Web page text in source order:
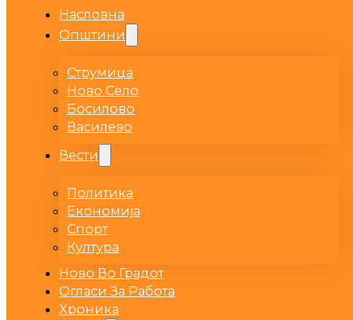
Насловна
Општини
Струмица
Ново Село
Босилово
Василево
Вести
Политика
Економија
Спорт
Култура
Ново Во Градот
Огласи За Работа
Хроника